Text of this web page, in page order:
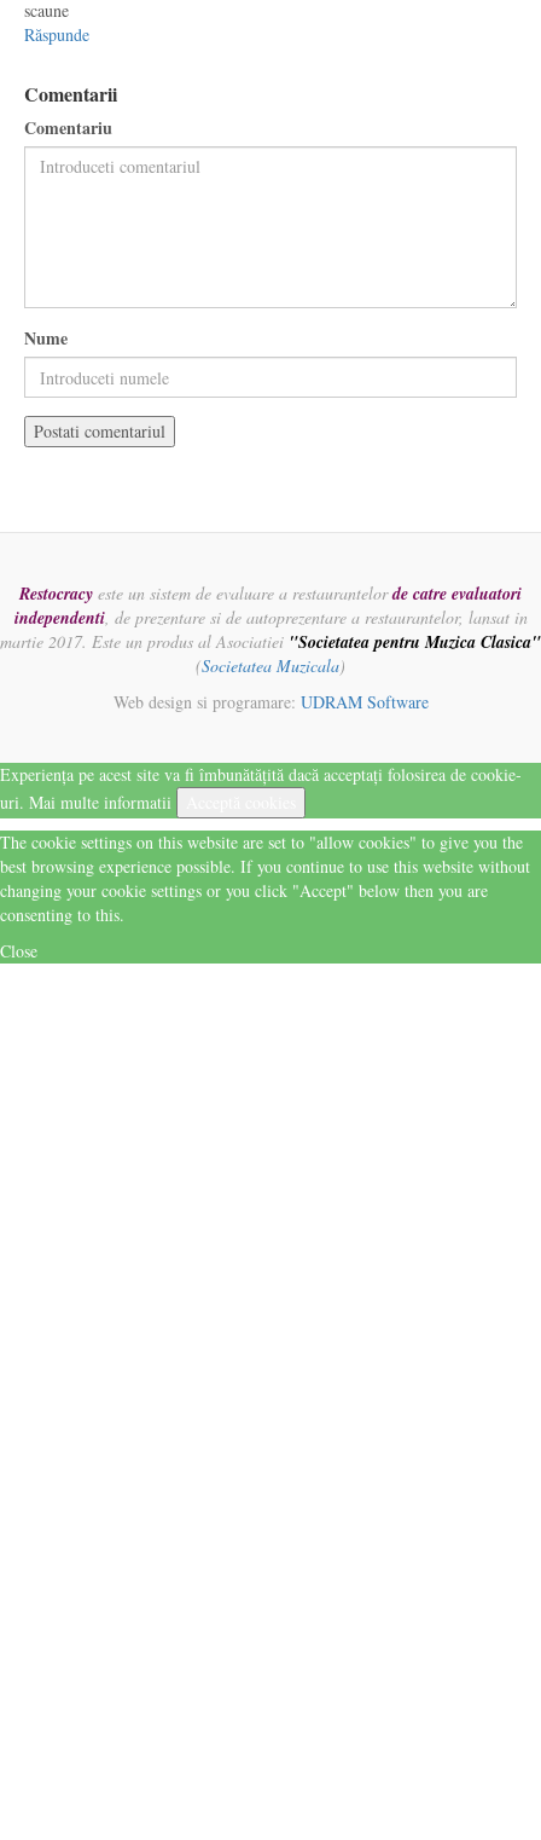
scaune
Răspunde
Comentarii
Comentariu
Nume
Restocracy este un sistem de evaluare a restaurantelorde catre evaluatori
independenti, de prezentare si de autoprezentare a restaurantelor, lansat in
martie 2017. Este un produs al Asociatiei "Societatea pentru Muzica Clasica"
(Societatea Muzicala)
Web design si programare: UDRAM Software
Experiența pe acest site va fi îmbunătățită dacă acceptați folosirea de cookie-
uri. Mai multe informatii
The cookie settings on this website are set to "allow cookies" to give you the
best browsing experience possible. If you continue to use this website without
changing your cookie settings or you click "Accept" below then you are
consenting to this.
Close